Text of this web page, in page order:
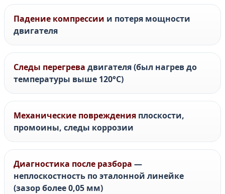
Падение компрессии и потеря мощности
двигателя
Следы перегрева двигателя (был нагрев до
температуры выше 120°C)
Механические повреждения плоскости,
промоины, следы коррозии
Диагностика после разбора —
неплоскостность по эталонной линейке
(зазор более 0,05 мм)